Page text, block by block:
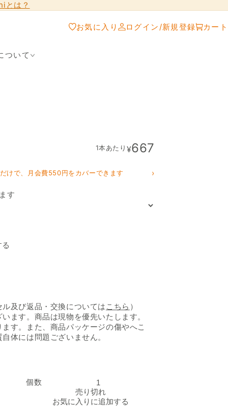
とは？
お気に入り ログイン/新規登録 カート
ついて
1本あたり ¥667
けで、月会費550円をカバーできます
›
す
及び返品・交換については こちら ）
ます。商品は現物を優先いたします。
す。また、商品パッケージの傷やへこ
体には問題ございません。
個数日清オイリオ「こめ油」の数量を減らす
売り切れ
お気に入りに追加する